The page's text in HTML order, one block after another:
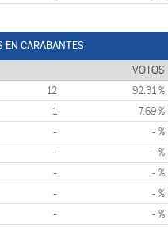
EN CARABANTES
VOTOS
12 92.31 %
1 7.69 %
- - %
- - %
- - %
- - %
- - %